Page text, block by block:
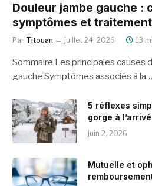
Douleur jambe gauche :
symptômes et
Par Titouan juillet 24, 2026 13
Sommaire Les principales causes
gauche Symptômes associés à la…
5 réflexes
gorge à
juin 2, 2026
Mutuelle et